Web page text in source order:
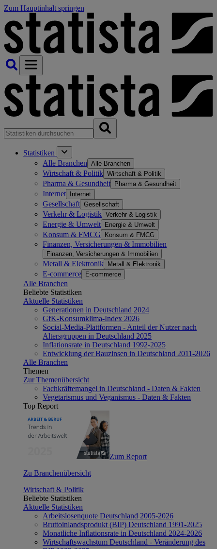
Zum Hauptinhalt springen
Statistiken
Alle Branchen Alle Branchen
Wirtschaft & Politik Wirtschaft & Politik
Pharma & Gesundheit Pharma & Gesundheit
Internet Internet
Gesellschaft Gesellschaft
Verkehr & Logistik Verkehr & Logistik
Energie & Umwelt Energie & Umwelt
Konsum & FMCG Konsum & FMCG
Finanzen, Versicherungen & Immobilien
Finanzen, Versicherungen & Immobilien
Metall & Elektronik Metall & Elektronik
E-commerce E-commerce
Alle Branchen
Beliebte Statistiken
Aktuelle Statistiken
Generationen in Deutschland 2024
GfK-Konsumklima-Index 2026
Social-Media-Plattformen - Anteil der Nutzer nach
Altersgruppen in Deutschland 2025
Inflationsrate in Deutschland 1992-2025
Entwicklung der Bauzinsen in Deutschland 2011-2026
Alle Branchen
Themen
Zur Themenübersicht
Fachkräftemangel in Deutschland - Daten & Fakten
Vegetarismus und Veganismus - Daten & Fakten
Top Report
Zum Report
Zu Branchenübersicht
Wirtschaft & Politik
Beliebte Statistiken
Aktuelle Statistiken
Arbeitslosenquote Deutschland 2005-2026
Bruttoinlandsprodukt (BIP) Deutschland 1991-2025
Monatliche Inflationsrate in Deutschland 2024-2026
Wirtschaftswachstum Deutschland - Veränderung des